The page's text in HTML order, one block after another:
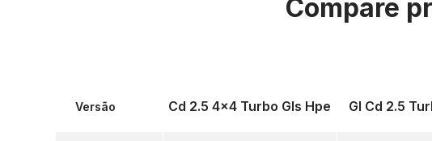
Compare
Versão Cd 2.5 4x4 Turbo Gls Hpe Gl Cd 2.5